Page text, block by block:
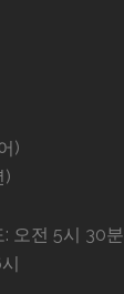
)
)
오전 5시 30분